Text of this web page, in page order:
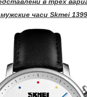
часи Skmei